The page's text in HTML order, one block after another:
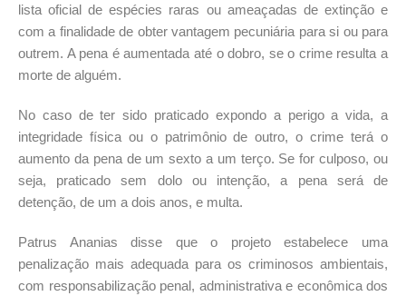
lista oficial de espécies raras ou ameaçadas de extinção e
com a finalidade de obter vantagem pecuniária para si ou para
outrem. A pena é aumentada até o dobro, se o crime resulta a
morte de alguém.
No caso de ter sido praticado expondo a perigo a vida, a
integridade física ou o patrimônio de outro, o crime terá o
aumento da pena de um sexto a um terço. Se for culposo, ou
seja, praticado sem dolo ou intenção, a pena será de
detenção, de um a dois anos, e multa.
Patrus Ananias disse que o projeto estabelece uma
penalização mais adequada para os criminosos ambientais,
com responsabilização penal, administrativa e econômica dos